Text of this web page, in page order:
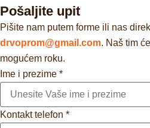
Pošaljite upit
Pišite nam putem forme ili nas
drvoprom@gmail.com. Naš tim
mogućem roku.
Ime i prezime *
Kontakt telefon *